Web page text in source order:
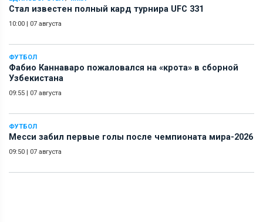
Стал известен полный кард турнира UFC 331
10:00 | 07 августа
ФУТБОЛ
Фабио Каннаваро пожаловался на «крота» в сборной
Узбекистана
09:55 | 07 августа
ФУТБОЛ
Месси забил первые голы после чемпионата мира-2026
09:50 | 07 августа